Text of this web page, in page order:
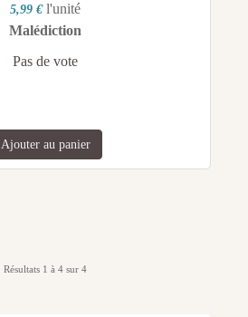
5,99 € l'unité
Malédiction
Pas de vote
Ajouter au panier
Résultats 1 à 4 sur 4